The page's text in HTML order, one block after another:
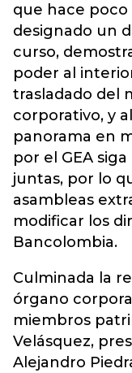
que hace poco
designado un
curso,
poder al
trasladado del
corporativo, y
panorama en
por el GEA
juntas, por lo
asambleas
modificar los
Bancolombia.
Culminada la
órgano
miembros
Velásquez,
Alejandro